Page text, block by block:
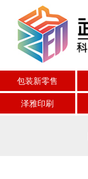
包装新零售
泽雅印刷